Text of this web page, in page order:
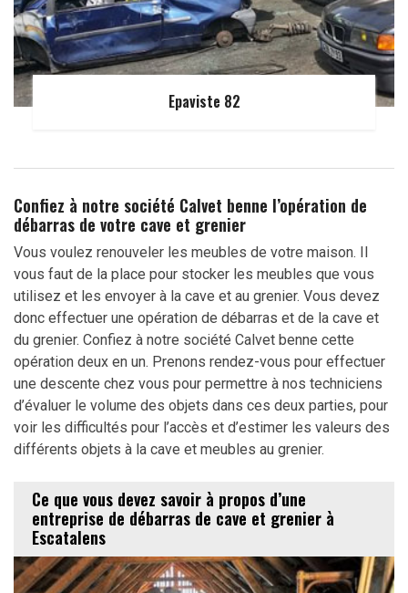
Epaviste 82
Confiez à notre société Calvet benne l’opération de
débarras de votre cave et grenier
Vous voulez renouveler les meubles de votre maison. Il
vous faut de la place pour stocker les meubles que vous
utilisez et les envoyer à la cave et au grenier. Vous devez
donc effectuer une opération de débarras et de la cave et
du grenier. Confiez à notre société Calvet benne cette
opération deux en un. Prenons rendez-vous pour effectuer
une descente chez vous pour permettre à nos techniciens
d’évaluer le volume des objets dans ces deux parties, pour
voir les difficultés pour l’accès et d’estimer les valeurs des
différents objets à la cave et meubles au grenier.
Ce que vous devez savoir à propos d’une
entreprise de débarras de cave et grenier à
Escatalens